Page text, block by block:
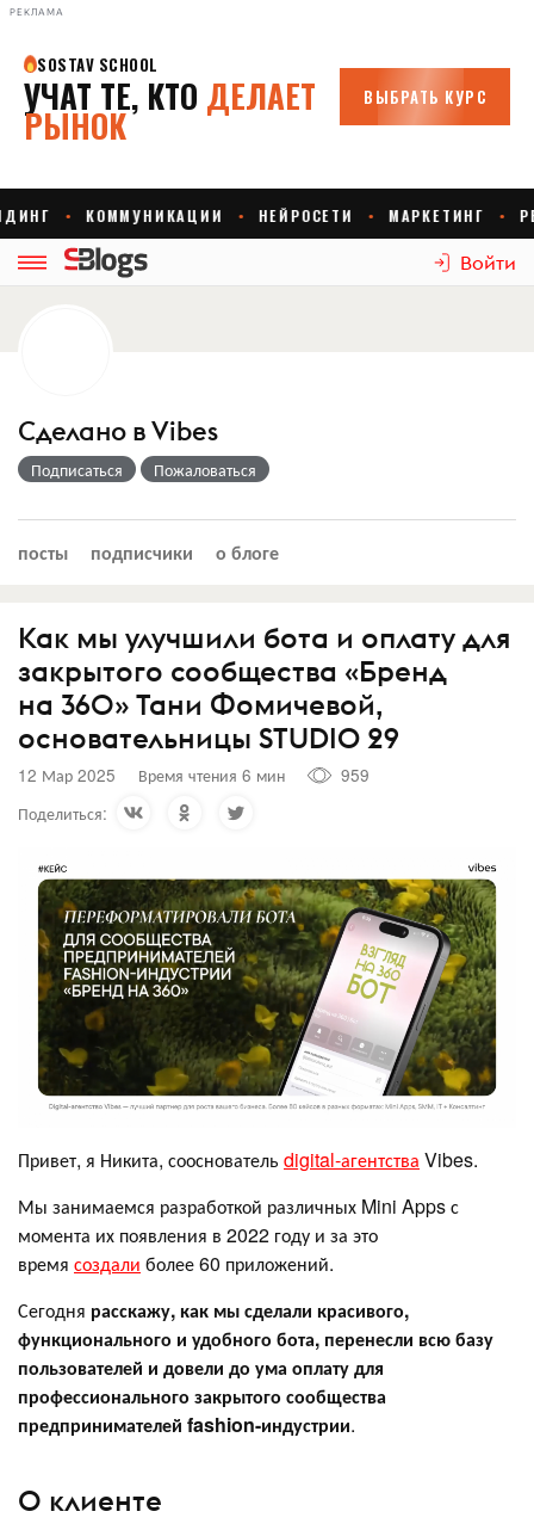
РЕКЛАМА
Войти
Сделано в Vibes
Подписаться Пожаловаться
посты подписчики о блоге
Как мы улучшили бота и оплату для
закрытого сообщества «Бренд
на 360» Тани Фомичевой,
основательницы STUDIO 29
12 Мар 2025 Время чтения 6 мин
959
Поделиться:
Привет, я Никита, сооснователь digital-агентства Vibes.
Мы занимаемся разработкой различных Mini Apps с
момента их появления в 2022 году и за это
время создали более 60 приложений.
Сегодня расскажу, как мы сделали красивого,
функционального и удобного бота, перенесли всю базу
пользователей и довели до ума оплату для
профессионального закрытого сообщества
предпринимателей fashion-индустрии.
О клиенте